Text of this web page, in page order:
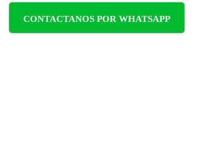
CONTACTANOS POR WHATSAPP